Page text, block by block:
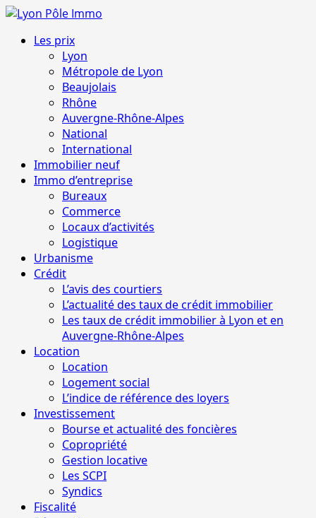
Aller
contenu
Menu
principal
Les prix
Lyon
Métropole de Lyon
Beaujolais
Rhône
Auvergne-Rhône-Alpes
National
International
Immobilier neuf
Immo d’entreprise
Bureaux
Commerce
Locaux d’activités
Logistique
Urbanisme
Crédit
L’avis des courtiers
L’actualité des taux de crédit immobilier
Les taux de crédit immobilier à Lyon et en
Auvergne-Rhône-Alpes
Location
Location
Logement social
L’indice de référence des loyers
Investissement
Bourse et actualité des foncières
Copropriété
Gestion locative
Les SCPI
Syndics
Fiscalité